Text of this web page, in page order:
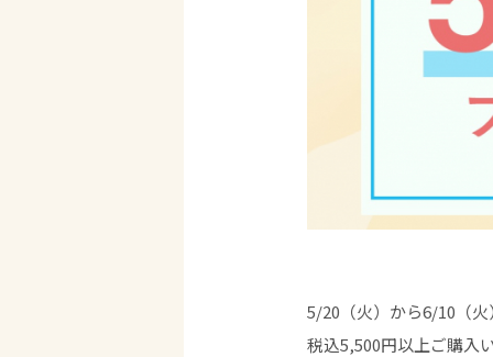
5/20（火）から6/10（
税込5,500円以上ご購入